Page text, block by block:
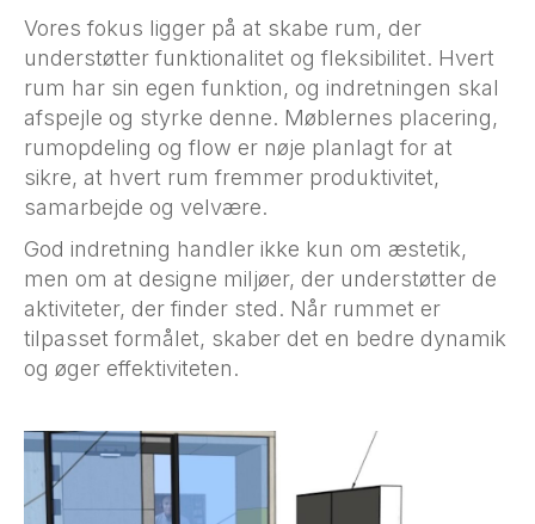
Vores fokus ligger på at skabe rum, der
understøtter funktionalitet og fleksibilitet. Hvert
rum har sin egen funktion, og indretningen skal
afspejle og styrke denne. Møblernes placering,
rumopdeling og flow er nøje planlagt for at
sikre, at hvert rum fremmer produktivitet,
samarbejde og velvære.
God indretning handler ikke kun om æstetik,
men om at designe miljøer, der understøtter de
aktiviteter, der finder sted. Når rummet er
tilpasset formålet, skaber det en bedre dynamik
og øger effektiviteten.